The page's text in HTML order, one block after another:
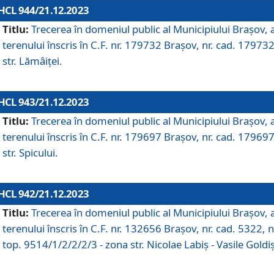
944/21.12.2023
Titlu: Trecerea în domeniul public al Municipiului Braşov,
terenului înscris în C.F. nr. 179732 Brașov, nr. cad.
str. Lămâiței.
943/21.12.2023
Titlu: Trecerea în domeniul public al Municipiului Braşov,
terenului înscris în C.F. nr. 179697 Brașov, nr. cad.
str. Spicului.
942/21.12.2023
Titlu: Trecerea în domeniul public al Municipiului Braşov,
terenului înscris în C.F. nr. 132656 Brașov, nr. cad. 5322,
top. 9514/1/2/2/2/3 - zona str. Nicolae Labiș - Vasile